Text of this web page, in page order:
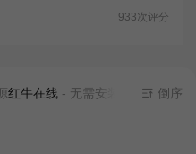
933次评分
红牛在线- 无需安装任何插件倒序